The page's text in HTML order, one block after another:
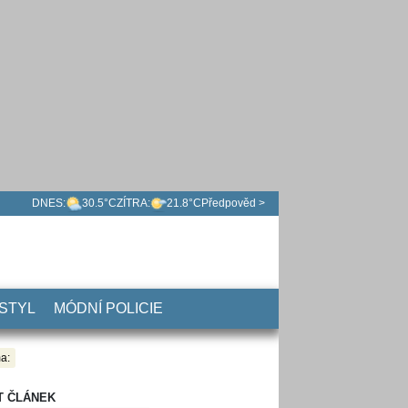
DNES: 30.5°CZÍTRA: 21.8°C Předpověd >
MÓDNÍ POLICIE
ČLÁNEK